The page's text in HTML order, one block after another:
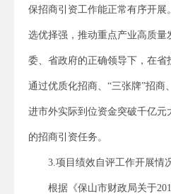
保招商引资工作能正常有序开展
选优择强，推动重点产业高质量
委、省政府的正确领导下，在省
通过优质化招商、“三张牌”招商
进市外实际到位资金突破千亿元
的招商引资任务。
3.项目绩效自评工作开展情
根据《保山市财政局关于